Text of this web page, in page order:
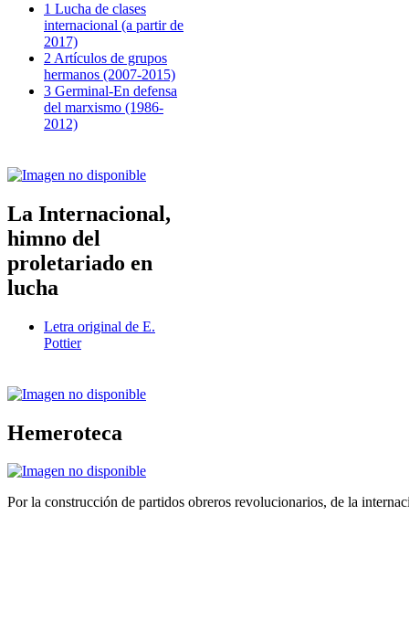
1 Lucha de clases
internacional (a partir de
2017)
2 Artículos de grupos
hermanos (2007-2015)
3 Germinal-En defensa
del marxismo (1986-
2012)
La Internacional,
himno del
proletariado en
lucha
Letra original de E.
Pottier
Hemeroteca
Por la construcción de partidos obreros revolucionarios, de la